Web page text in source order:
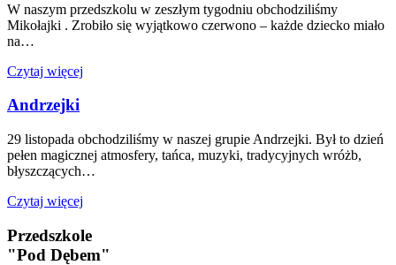
W naszym przedszkolu w zeszłym tygodniu obchodziliśmy
Mikołajki . Zrobiło się wyjątkowo czerwono – każde dziecko miało
na…
Czytaj więcej
Andrzejki
29 listopada obchodziliśmy w naszej grupie Andrzejki. Był to dzień
pełen magicznej atmosfery, tańca, muzyki, tradycyjnych wróżb,
błyszczących…
Czytaj więcej
Przedszkole
"Pod Dębem"